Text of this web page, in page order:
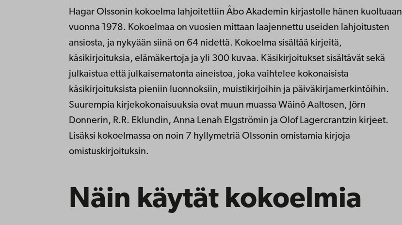
Hagar Olssonin kokoelma lahjoitettiin Åbo Akademin kirjastolle hänen kuoltuaan
vuonna 1978. Kokoelmaa on vuosien mittaan laajennettu useiden lahjoitusten
ansiosta, ja nykyään siinä on 64 nidettä. Kokoelma sisältää kirjeitä,
käsikirjoituksia, elämäkertoja ja yli 300 kuvaa. Käsikirjoitukset sisältävät sekä
julkaistua että julkaisematonta aineistoa, joka vaihtelee kokonaisista
käsikirjoituksista pieniin luonnoksiin, muistikirjoihin ja päiväkirjamerkintöihin.
Suurempia kirjekokonaisuuksia ovat muun muassa Wäinö Aaltosen, Jörn
Donnerin, R.R. Eklundin, Anna Lenah Elgströmin ja Olof Lagercrantzin kirjeet.
Lisäksi kokoelmassa on noin 7 hyllymetriä Olssonin omistamia kirjoja
omistuskirjoituksin.
Näin käytät kokoelmia